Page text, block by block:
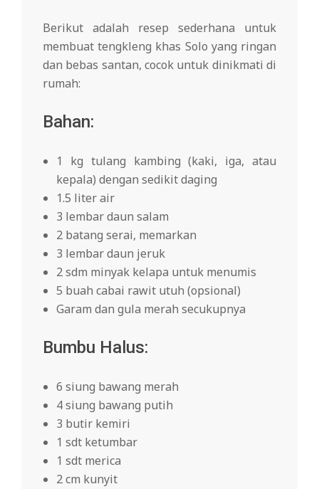
Berikut adalah resep sederhana untuk
membuat tengkleng khas Solo yang ringan
dan bebas santan, cocok untuk dinikmati di
rumah:
Bahan:
1 kg tulang kambing (kaki, iga, atau
kepala) dengan sedikit daging
1.5 liter air
3 lembar daun salam
2 batang serai, memarkan
3 lembar daun jeruk
2 sdm minyak kelapa untuk menumis
5 buah cabai rawit utuh (opsional)
Garam dan gula merah secukupnya
Bumbu Halus:
6 siung bawang merah
4 siung bawang putih
3 butir kemiri
1 sdt ketumbar
1 sdt merica
2 cm kunyit